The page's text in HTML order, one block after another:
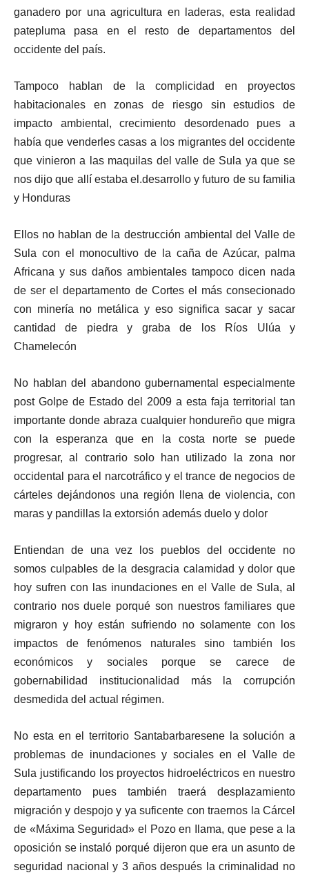
ganadero por una agricultura en laderas, esta realidad
patepluma pasa en el resto de departamentos del
occidente del país.
Tampoco hablan de la complicidad en proyectos
habitacionales en zonas de riesgo sin estudios de
impacto ambiental, crecimiento desordenado pues a
había que venderles casas a los migrantes del occidente
que vinieron a las maquilas del valle de Sula ya que se
nos dijo que allí estaba el.desarrollo y futuro de su familia
y Honduras
Ellos no hablan de la destrucción ambiental del Valle de
Sula con el monocultivo de la caña de Azúcar, palma
Africana y sus daños ambientales tampoco dicen nada
de ser el departamento de Cortes el más consecionado
con minería no metálica y eso significa sacar y sacar
cantidad de piedra y graba de los Ríos Ulúa y
Chamelecón
No hablan del abandono gubernamental especialmente
post Golpe de Estado del 2009 a esta faja territorial tan
importante donde abraza cualquier hondureño que migra
con la esperanza que en la costa norte se puede
progresar, al contrario solo han utilizado la zona nor
occidental para el narcotráfico y el trance de negocios de
cárteles dejándonos una región llena de violencia, con
maras y pandillas la extorsión además duelo y dolor
Entiendan de una vez los pueblos del occidente no
somos culpables de la desgracia calamidad y dolor que
hoy sufren con las inundaciones en el Valle de Sula, al
contrario nos duele porqué son nuestros familiares que
migraron y hoy están sufriendo no solamente con los
impactos de fenómenos naturales sino también los
económicos y sociales porque se carece de
gobernabilidad institucionalidad más la corrupción
desmedida del actual régimen.
No esta en el territorio Santabarbaresene la solución a
problemas de inundaciones y sociales en el Valle de
Sula justificando los proyectos hidroeléctricos en nuestro
departamento pues también traerá desplazamiento
migración y despojo y ya suficente con traernos la Cárcel
de «Máxima Seguridad» el Pozo en Ilama, que pese a la
oposición se instaló porqué dijeron que era un asunto de
seguridad nacional y 3 años después la criminalidad no